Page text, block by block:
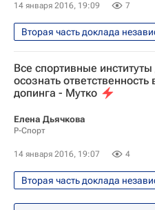
РУСАДА
Себастьян Коу
14 января 2016, 19:09 7
Легкая атлетика
Себастьян Коу
Все спортивные
осознать
допинга - Мутко
Елена Дьячкова
Р-Спорт
14 января 2016, 19:07 4
Легкая атлетика